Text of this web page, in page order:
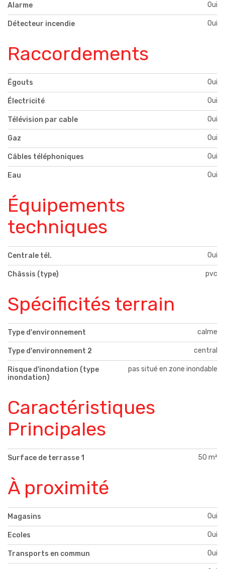
Alarme Oui
Détecteur incendie Oui
Raccordements
Égouts Oui
Électricité Oui
Télévision par cable Oui
Gaz Oui
Câbles téléphoniques Oui
Eau Oui
Équipements
techniques
Centrale tél. Oui
Châssis (type) pvc
Spécificités terrain
Type d'environnement calme
Type d'environnement 2 central
Risque d'inondation (type
inondation)
pas situé en zone inondable
Caractéristiques
Principales
Surface de terrasse 1 50 m²
À proximité
Magasins Oui
Ecoles Oui
Transports en commun Oui